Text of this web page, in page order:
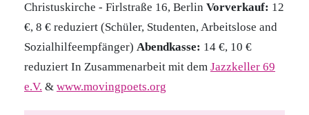
Christuskirche - Firlstraße 16, Berlin Vorverkauf: 12
€, 8 € reduziert (Schüler, Studenten, Arbeitslose and
Sozialhilfeempfänger) Abendkasse: 14 €, 10 €
reduziert In Zusammenarbeit mit dem Jazzkeller 69
e.V. & www.movingpoets.org